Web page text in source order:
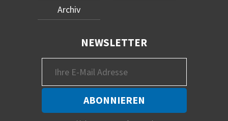
Archiv
NEWSLETTER